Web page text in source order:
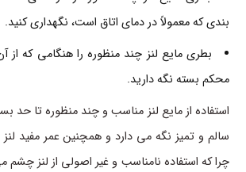
بندی که معمولاً در دمای اتاق است، نگهداری کنید.
بطری مایع لنز چند منظوره را هنگامی که از
محکم بسته نگه دارید.
استفاده از مایع لنز مناسب و چند منظوره تا حد
سالم و تمیز نگه می دارد و همچنین عمر مفید لنز
چرا که استفاده نامناسب و غیر اصولی از لنز چشم